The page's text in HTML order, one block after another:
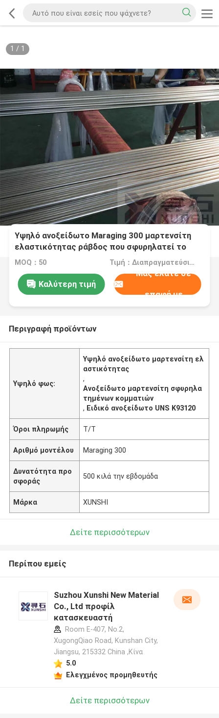
1 / 1
Υψηλό ανοξείδωτο Maraging 300 μαρτενσίτη
ελαστικότητας ράβδος που σφυρηλατεί το
κρύο καλώδιο
MOQ：50 Τιμή：Διαπραγματεύσιμα
Καλύτερη τιμή
Μας ελάτε σε
επαφή με
Περιγραφή προϊόντων
Υψηλό φως:
Υψηλό ανοξείδωτο μαρτενσίτη ελ
αστικότητας
,
Ανοξείδωτο μαρτενσίτη σφυρηλα
τημένων κομματιών
, Ειδικό ανοξείδωτο UNS K93120
Όροι πληρωμής T/T
Αριθμό μοντέλου Maraging 300
Δυνατότητα προ
σφοράς
500 κιλά την εβδομάδα
Μάρκα XUNSHI
Δείτε περισσότερων
Περίπου εμείς
Suzhou Xunshi New Material
Co., Ltd προφίλ
κατασκευαστή
Room E-407, No.2,
XugongQiao Road, Kunshan City,
Jiangsu, 215332 China ,Κίνα
5.0
Ελεγχμένος προμηθευτής
Δείτε περισσότερων